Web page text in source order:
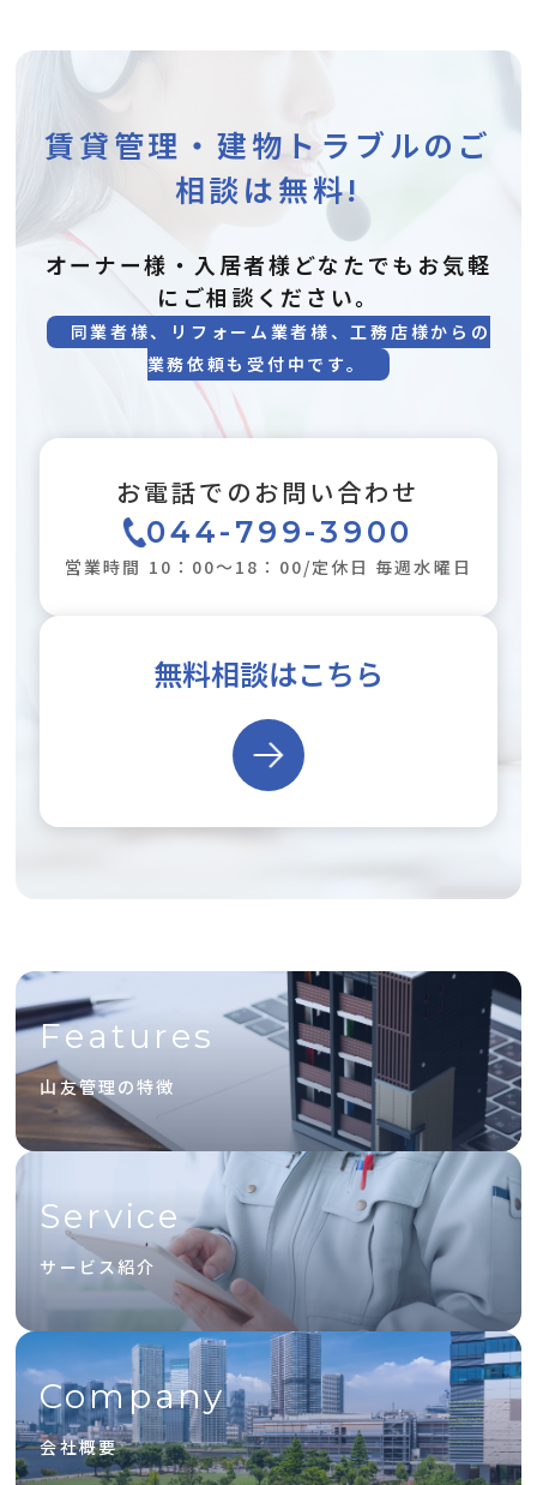
賃貸管理・建物トラブルのご
相談は無料!
オーナー様・入居者様どなたでもお気軽
にご相談ください。
同業者様、リフォーム業者様、工務店様からの
業務依頼も受付中です。
お電話でのお問い合わせ
044-799-3900
営業時間 10：00～18：00/定休日 毎週水曜日
無料相談はこちら
Features
山友管理の特徴
Service
サービス紹介
Company
会社概要